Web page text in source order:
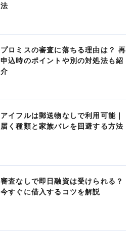
法
プロミスの審査に落ちる理由は？ 再
申込時のポイントや別の対処法も紹
介
アイフルは郵送物なしで利用可能｜
届く種類と家族バレを回避する方法
審査なしで即日融資は受けられる？
今すぐに借入するコツを解説